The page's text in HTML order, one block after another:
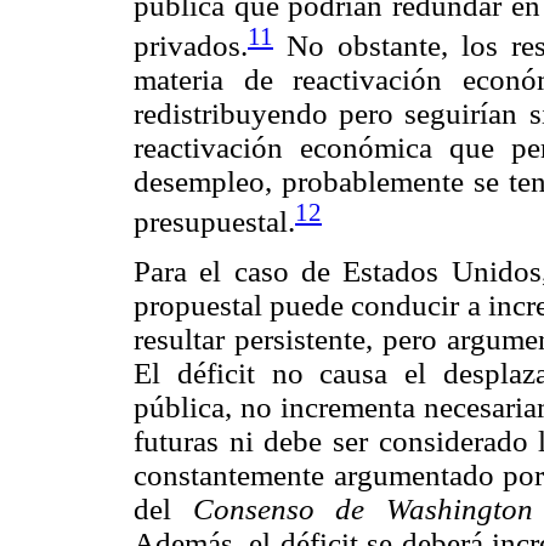
privados.11
No obstante, los
materia de reactivación
redistribuyendo pero seguirían
reactivación económica que
desempleo, probablemente se
presupuestal.12
Para el caso de Estados
propuestal puede conducir a
resultar persistente, pero
El déficit no causa el
pública, no incrementa
futuras ni debe ser
constantemente argumentado
del Consenso de Washington